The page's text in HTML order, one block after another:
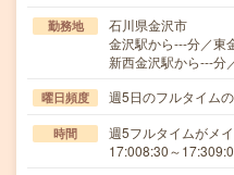
勤務地
石川県金沢市
金沢駅から---分／東
新西金沢駅から---分
曜日頻度 週5日のフルタイムの
時間
週5フルタイムがメ
17:008:30～